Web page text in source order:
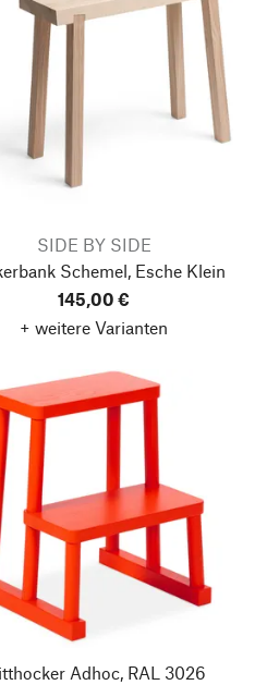
SIDE BY SIDE
Schemel, EscheKlein
145,00 €
+ weitere Varianten
Adhoc, RAL 3026